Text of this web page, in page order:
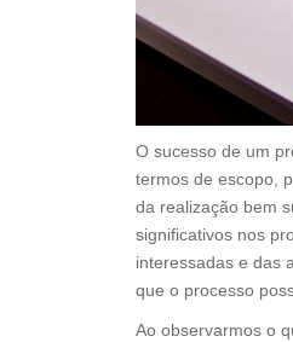
O sucesso de um
termos de escopo,
da realização bem
significativos nos
interessadas e das
que o processo
Ao observarmos o